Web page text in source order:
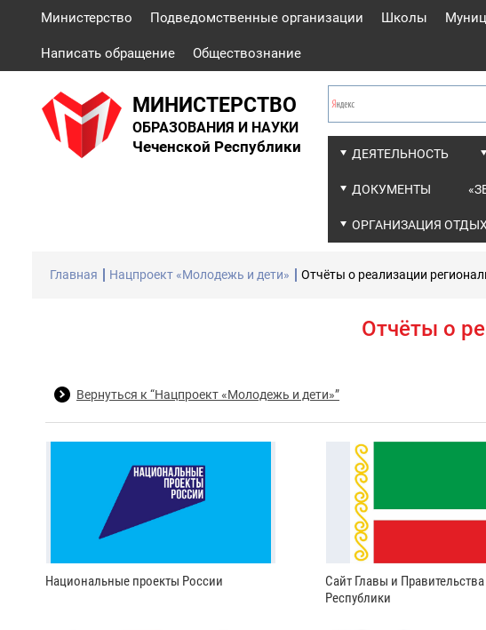
Министерство Подведомственные организации Школы
Написать обращение Обществознание
МИНИСТЕРСТВО
ОБРАЗОВАНИЯ И НАУКИ
Чеченской Республики ДЕЯТЕЛЬНОСТЬ
ДОКУМЕНТЫ
ОРГАНИЗАЦИЯ
Главная Нацпроект «Молодежь и дети» Отчёты о реализации
Отчёты о
Вернуться к “Нацпроект «Молодежь и дети»”
Национальные проекты России
Сайт Главы и
Республики